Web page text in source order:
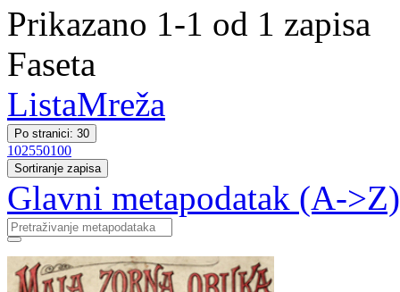
Prikazano 1-1 od 1 zapisa
Faseta
ListaMreža
Po stranici: 30
102550100
Sortiranje zapisa
Glavni metapodatak (A->Z)